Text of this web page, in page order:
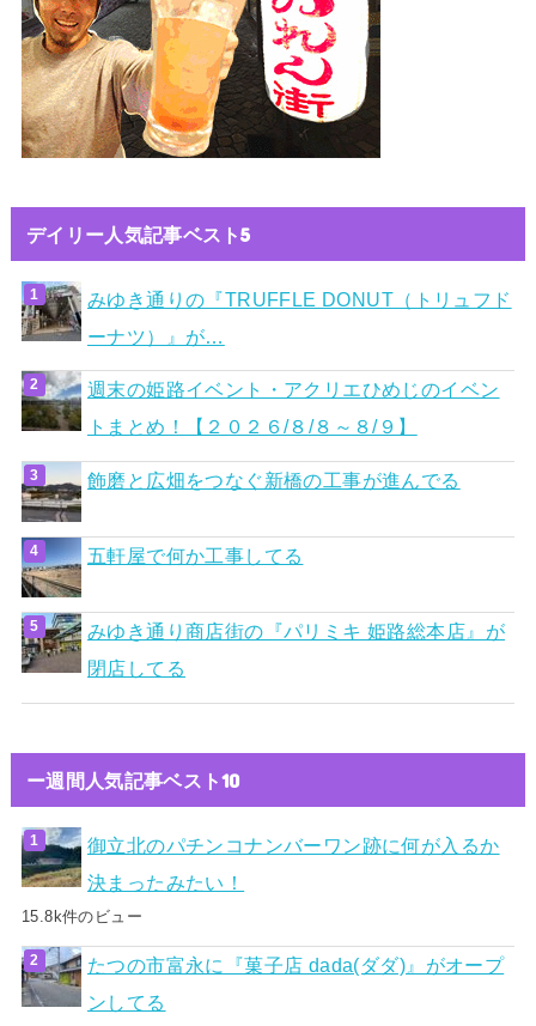
デイリー人気記事ベスト5
みゆき通りの『TRUFFLE DONUT（トリュフド
ーナツ）』が…
週末の姫路イベント・アクリエひめじのイベン
トまとめ！【２０２６/８/８～８/９】
飾磨と広畑をつなぐ新橋の工事が進んでる
五軒屋で何か工事してる
みゆき通り商店街の『パリミキ 姫路総本店』が
閉店してる
ー週間人気記事ベスト10
御立北のパチンコナンバーワン跡に何が入るか
決まったみたい！
15.8k件のビュー
たつの市富永に『菓子店 dada(ダダ)』がオープ
ンしてる